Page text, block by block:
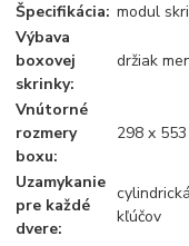
Špecifikácia: modul
Výbava
boxovej
skrinky:
držiak
Vnútorné
rozmery
boxu:
298 x
Uzamykanie
pre každé
dvere:
kľúčov